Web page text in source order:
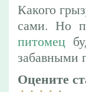
Какого
сами. Но
питомец
забавными
Оцените